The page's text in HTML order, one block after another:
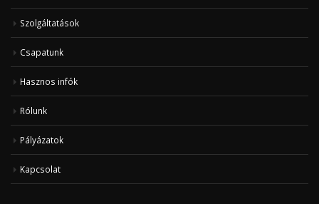
Szolgáltatások
Csapatunk
Hasznos infók
Rólunk
Pályázatok
Kapcsolat